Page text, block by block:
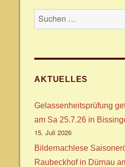
Suche
nach:
AKTUELLES
Gelassenheitsprüfung
am Sa 25.7.26 in
15. Juli 2026
Bildernachlese
Raubeckhof in Dürnau